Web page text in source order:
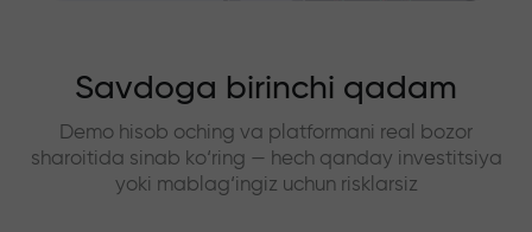
Savdoga birinchi qadam
Demo hisob oching va platformani real bozor
sharoitida sinab ko‘ring — hech qanday investitsiya
yoki mablag‘ingiz uchun risklarsiz